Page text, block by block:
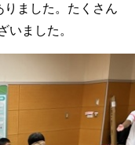
ました。たくさん
いました。